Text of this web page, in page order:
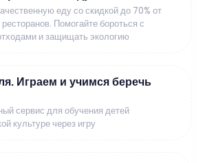
еду со скидкой до 70% от
Помогайте бороться с
и защищать экологию
Играем и учимся беречь
сервис для обучения детей
культуре через игру